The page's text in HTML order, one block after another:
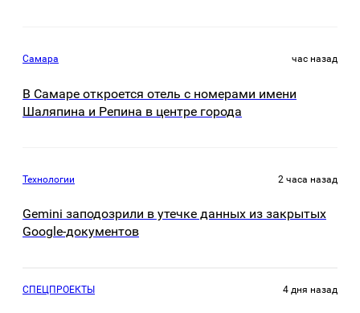
Самара час назад
В Самаре откроется отель с номерами имени
Шаляпина и Репина в центре города
Технологии 2 часа назад
Gemini заподозрили в утечке данных из закрытых
Google-документов
СПЕЦПРОЕКТЫ 4 дня назад